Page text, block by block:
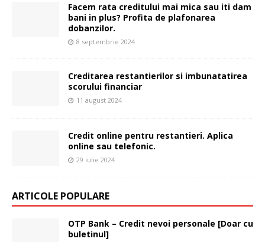
Facem rata creditului mai mica sau iti dam
bani in plus? Profita de plafonarea
dobanzilor.
8 septembrie 2024
Creditarea restantierilor si imbunatatirea
scorului financiar
11 august 2024
Credit online pentru restantieri. Aplica
online sau telefonic.
29 iulie 2024
ARTICOLE POPULARE
OTP Bank – Credit nevoi personale [Doar cu
buletinul]